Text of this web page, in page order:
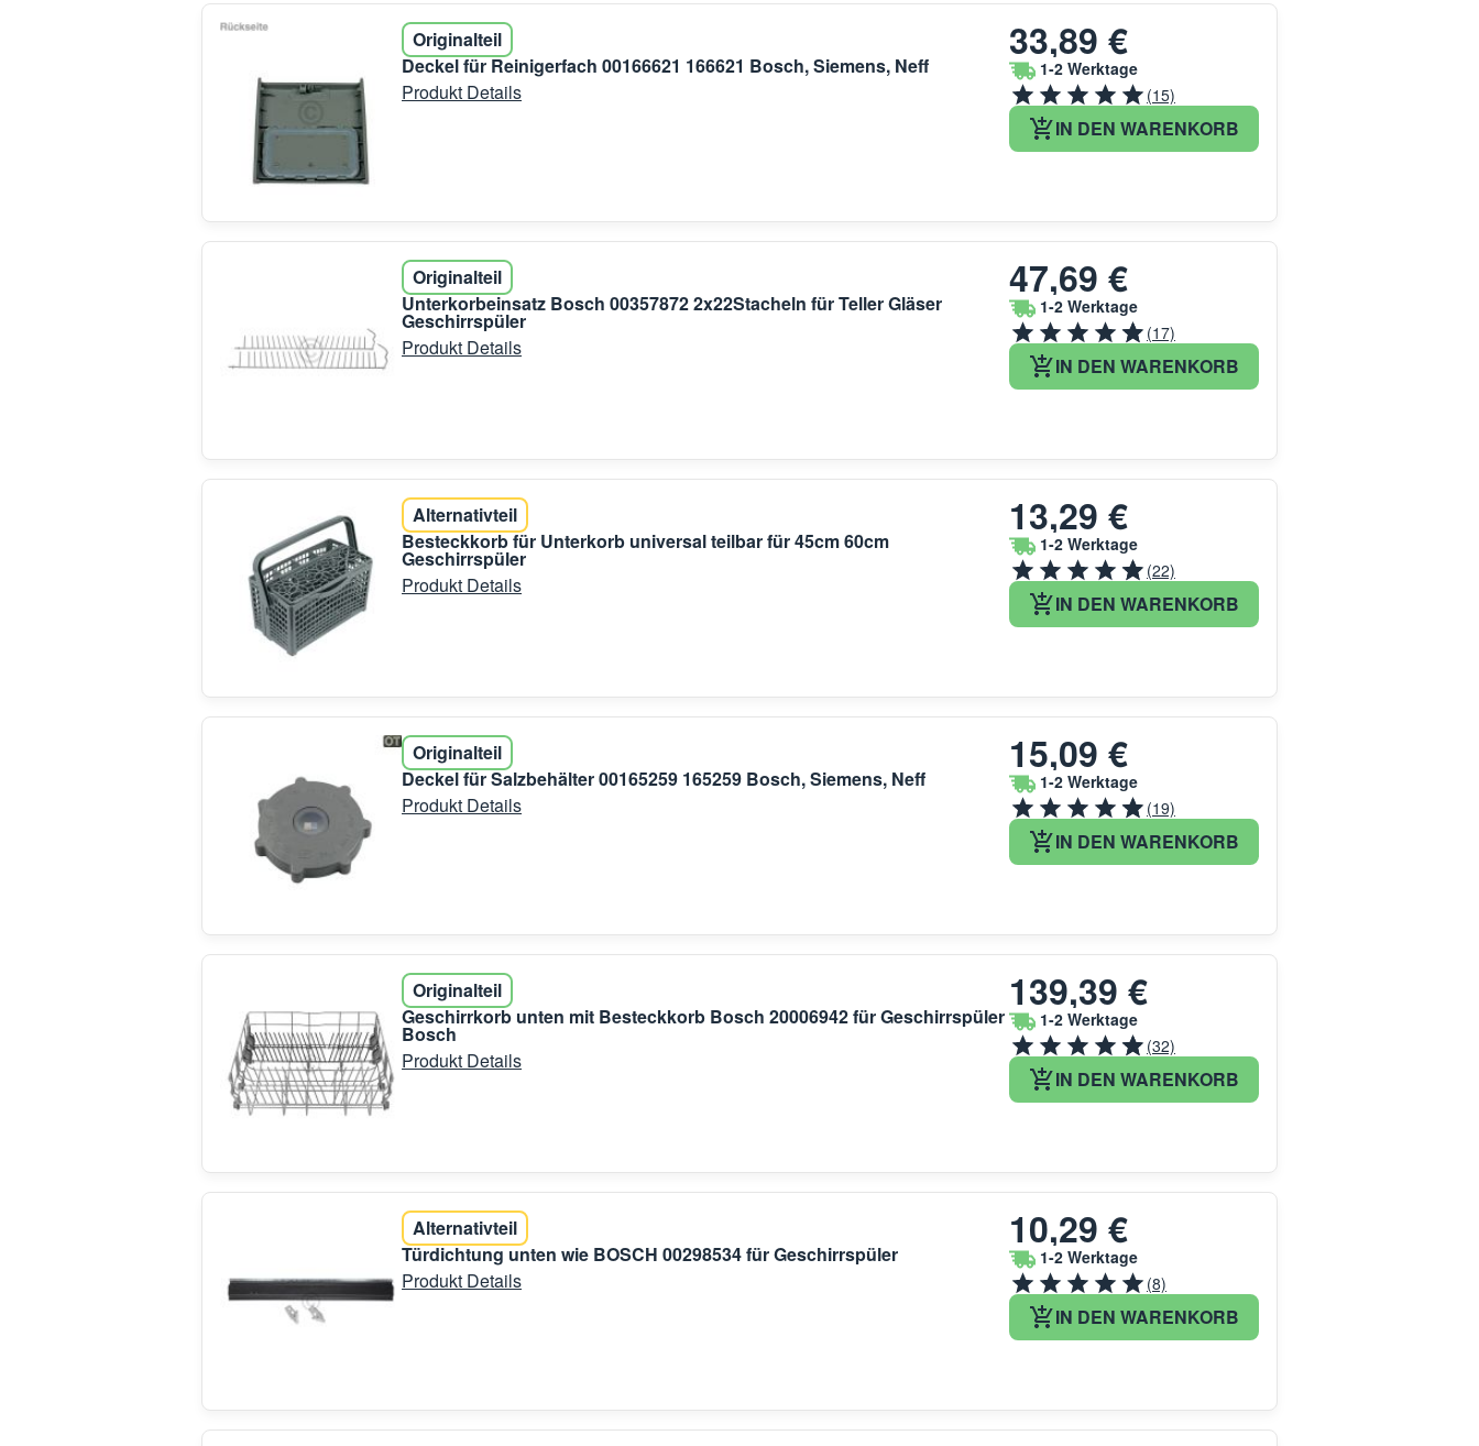
Originalteil
Deckel für Reinigerfach 00166621 166621 Bosch, Siemens, Neff
Produkt Details
33,89 €
1-2 Werktage
(15)
IN DEN WARENKORB
Originalteil
Unterkorbeinsatz Bosch 00357872 2x22Stacheln für Teller Gläser
Geschirrspüler
Produkt Details
47,69 €
1-2 Werktage
(17)
IN DEN WARENKORB
Alternativteil
Besteckkorb für Unterkorb universal teilbar für 45cm 60cm
Geschirrspüler
Produkt Details
13,29 €
1-2 Werktage
(22)
IN DEN WARENKORB
Originalteil
Deckel für Salzbehälter 00165259 165259 Bosch, Siemens, Neff
Produkt Details
15,09 €
1-2 Werktage
(19)
IN DEN WARENKORB
Originalteil
Geschirrkorb unten mit Besteckkorb Bosch 20006942 für Geschirrspüler
Bosch
Produkt Details
139,39 €
1-2 Werktage
(32)
IN DEN WARENKORB
Alternativteil
Türdichtung unten wie BOSCH 00298534 für Geschirrspüler
Produkt Details
10,29 €
1-2 Werktage
(8)
IN DEN WARENKORB